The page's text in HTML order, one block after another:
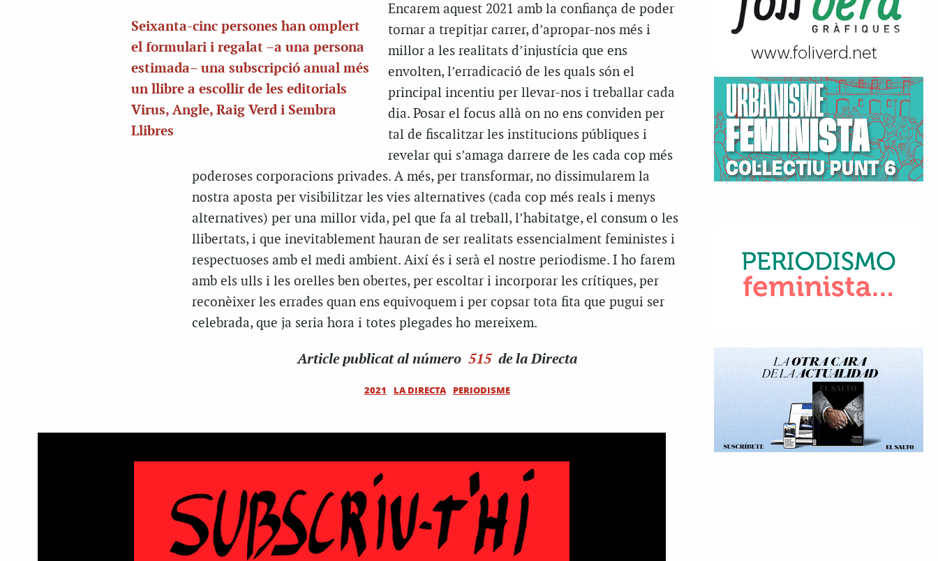
Seixanta-cinc persones han omplert
el formulari i regalat –a una persona
estimada– una subscripció anual més
un llibre a escollir de les editorials
Virus, Angle, Raig Verd i Sembra
Llibres
Encarem aquest 2021 amb la confiança de poder
tornar a trepitjar carrer, d’apropar-nos més i
millor a les realitats d’injustícia que ens
envolten, l’erradicació de les quals són el
principal incentiu per llevar-nos i treballar cada
dia. Posar el focus allà on no ens conviden per
tal de fiscalitzar les institucions públiques i
revelar qui s’amaga darrere de les cada cop més
poderoses corporacions privades. A més, per transformar, no dissimularem la
nostra aposta per visibilitzar les vies alternatives (cada cop més reals i menys
alternatives) per una millor vida, pel que fa al treball, l’habitatge, el consum o les
llibertats, i que inevitablement hauran de ser realitats essencialment feministes i
respectuoses amb el medi ambient. Així és i serà el nostre periodisme. I ho farem
amb els ulls i les orelles ben obertes, per escoltar i incorporar les crítiques, per
reconèixer les errades quan ens equivoquem i per copsar tota fita que pugui ser
celebrada, que ja seria hora i totes plegades ho mereixem.
Articlepublicat al número 515 de la Directa
2021 LA DIRECTA PERIODISME